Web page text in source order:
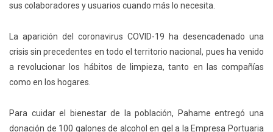
sus colaboradores y usuarios cuando más lo necesita.
La aparición del coronavirus COVID-19 ha desencadenado una
crisis sin precedentes en todo el territorio nacional, pues ha venido
a revolucionar los hábitos de limpieza, tanto en las compañías
como en los hogares.
Para cuidar el bienestar de la población, Pahame entregó una
donación de 100 galones de alcohol en gel a la Empresa Portuaria